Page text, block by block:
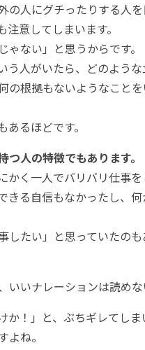
人にグチったりする人
意してしまいます。
ゃない」と思うからです。
人がいたら、どのような
の根拠もないようなこと
るほどです。
人の特徴でもあります。
く一人でバリバリ仕事
る自信もなかったし、
たい」と思っていたのも
いいナレーションは読めな
！」と、ぶちギレてしま
ね。